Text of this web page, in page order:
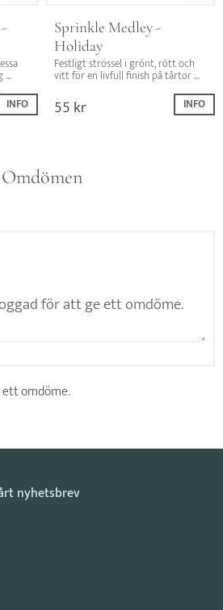
Omdömen
omdöme.
INFO
Sprinkle Medley -
Holiday
Festligt strössel i grönt, rött och
vitt för en livfull finish på tårtor
säsongsfester!
55kr INFO